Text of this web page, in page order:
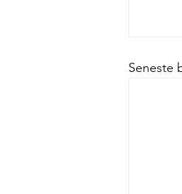
Seneste